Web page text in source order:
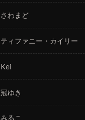
さわまど
ティファニー・カイリー
Kei
冠ゆき
みるこ